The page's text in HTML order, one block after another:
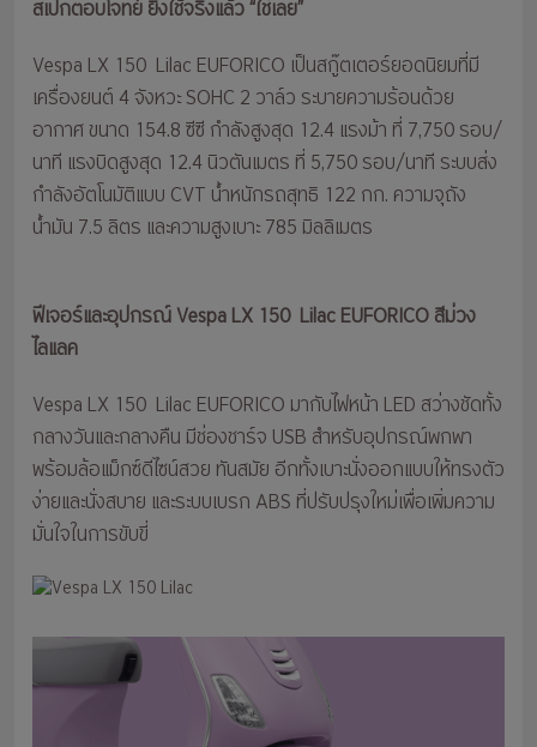
สเปกตอบโจทย์ ยิ่งใช้จริงแล้ว “ใช่เลย”
Vespa LX 150 Lilac EUFORICO เป็นสกู๊ตเตอร์ยอดนิยมที่มี
เครื่องยนต์ 4 จังหวะ SOHC 2 วาล์ว ระบายความร้อนด้วย
อากาศ ขนาด 154.8 ซีซี กำลังสูงสุด 12.4 แรงม้า ที่ 7,750 รอบ/
นาที แรงบิดสูงสุด 12.4 นิวตันเมตร ที่ 5,750 รอบ/นาที ระบบส่ง
กำลังอัตโนมัติแบบ CVT น้ำหนักรถสุทธิ 122 กก. ความจุถัง
น้ำมัน 7.5 ลิตร และความสูงเบาะ 785 มิลลิเมตร
ฟีเจอร์และอุปกรณ์ Vespa LX 150 Lilac EUFORICO สีม่วง
ไลแลค
Vespa LX 150 Lilac EUFORICO มากับไฟหน้า LED สว่างชัดทั้ง
กลางวันและกลางคืน มีช่องชาร์จ USB สำหรับอุปกรณ์พกพา
พร้อมล้อแม็กซ์ดีไซน์สวย ทันสมัย อีกทั้งเบาะนั่งออกแบบให้ทรงตัว
ง่ายและนั่งสบาย และระบบเบรก ABS ที่ปรับปรุงใหม่เพื่อเพิ่มความ
มั่นใจในการขับขี่